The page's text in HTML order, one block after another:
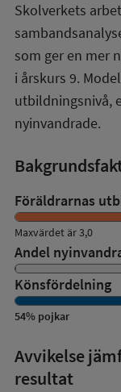
Skolverkets
som ger en mer
i årskurs 9.
utbildningsnivå,
nyinvandrade.
Föräldrarnas
Maxvärdet är 3,0
Andel
Könsfördelning
54% pojkar
Avvikelse
resultat